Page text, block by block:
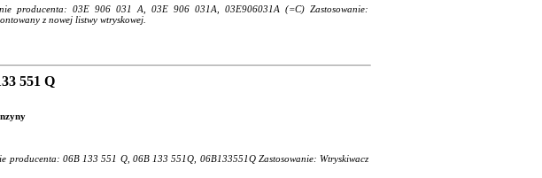
producenta: 03E 906 031 A, 03E 906 031A, 03E906031A (=C) Zastosowanie:
z nowej listwy wtryskowej.
551 Q
producenta: 06B 133 551 Q, 06B 133 551Q, 06B133551Q Zastosowanie: Wtryskiwacz